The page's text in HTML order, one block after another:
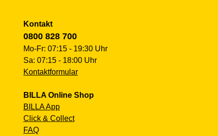
Kontakt
0800 828 700
Mo-Fr: 07:15 - 19:30 Uhr
Sa: 07:15 - 18:00 Uhr
Kontaktformular
BILLA Online Shop
BILLA App
Click & Collect
FAQ